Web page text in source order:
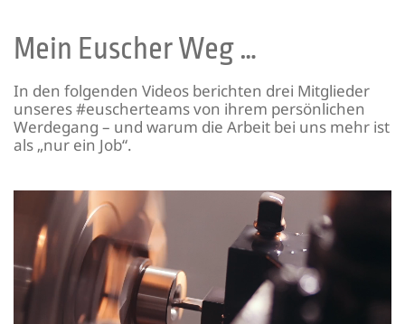
Mein Euscher Weg …
In den folgenden Videos berichten drei Mitglieder
unseres #euscherteams von ihrem persönlichen
Werdegang – und warum die Arbeit bei uns mehr ist
als „nur ein Job“.